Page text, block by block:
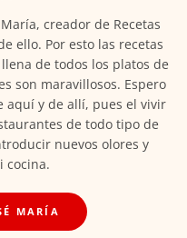
creador de Recetas
ello. Por esto las recetas
de todos los platos de
son maravillosos. Espero
aquí y de allí, pues el vivir
de todo tipo de
nuevos olores y
cocina.
MARÍA